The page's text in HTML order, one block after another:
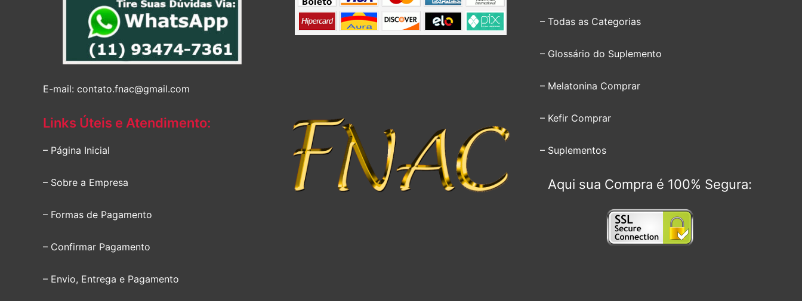
E-mail: contato.fnac@gmail.com
Links Úteis e Atendimento:
– Página Inicial
– Sobre a Empresa
– Formas de Pagamento
– Confirmar Pagamento
– Envio, Entrega e Pagamento
– Todas as Categorias
– Glossário do Suplemento
– Melatonina Comprar
– Kefir Comprar
– Suplementos
Aqui sua Compra é 100% Segura: